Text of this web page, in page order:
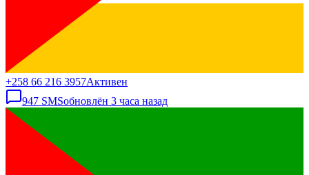
+258 66 216 3957Активен
947 SMSобновлён 3 часа назад